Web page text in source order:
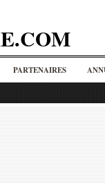
PARTENAIRES